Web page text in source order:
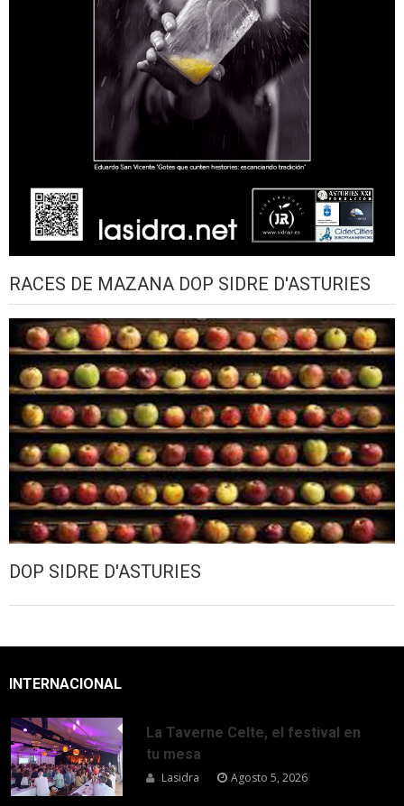
RACES DE MAZANA DOP SIDRE D'ASTURIES
DOP SIDRE D'ASTURIES
INTERNACIONAL
La Taverne Celte, el festival en
tu mesa
Lasidra Agosto 5, 2026